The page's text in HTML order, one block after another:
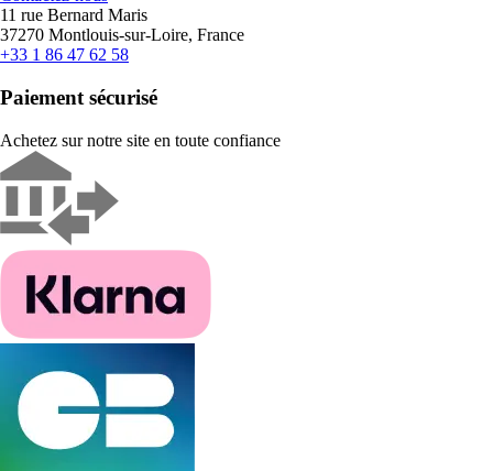
11 rue Bernard Maris
37270 Montlouis-sur-Loire, France
+33 1 86 47 62 58
Paiement sécurisé
Achetez sur notre site en toute confiance